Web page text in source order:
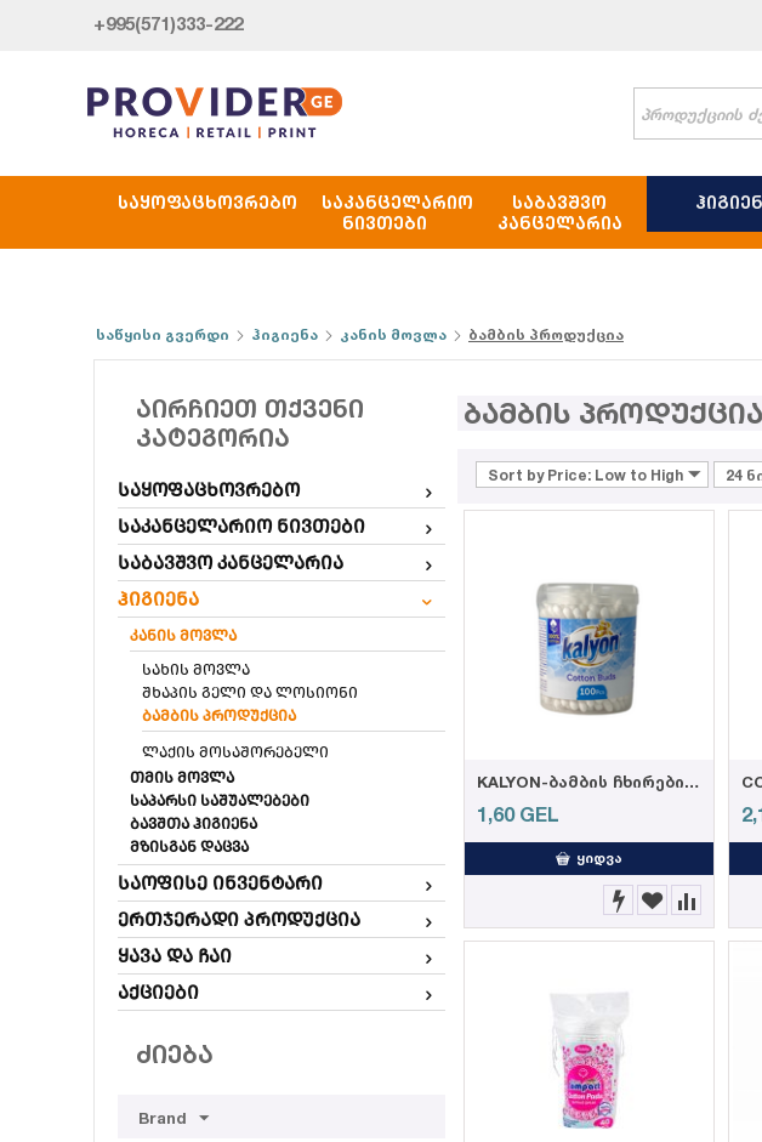
+995(571)333-222
ᲡᲐᲧᲝᲤᲐᲪᲮᲝᲕᲠᲔᲑᲝ
ᲡᲐᲙᲐᲜᲪᲔᲚᲐᲠᲘᲝ
ᲜᲘᲕᲗᲔᲑᲘ
ᲡᲐᲑᲐᲕᲨᲕᲝ
ᲙᲐᲜᲪᲔᲚᲐᲠᲘᲐ
საწყისი გვერდი ჰიგიენა კანის მოვლა ბამბის პროდუქცია
ᲐᲘᲠᲩᲘᲔᲗ ᲗᲥᲕᲔᲜᲘ
ᲙᲐᲢᲔᲒᲝᲠᲘᲐ
საყოფაცხოვრებო
საკანცელარიო ნივთები
საბავშვო კანცელარია
ჰიგიენა
კანის მოვლა
სახის მოვლა
შხაპის გელი და ლოსიონი
ბამბის პროდუქცია
ლაქის მოსაშორებელი
თმის მოვლა
საპარსი საშუალებები
ბავშთა ჰიგიენა
მზისგან დაცვა
საოფისე ინვენტარი
ერთჯერადი პროდუქცია
ყავა და ჩაი
აქციები
ᲫᲘᲔᲑᲐ
Brand
ბამბის პროდუქცია
Sort by Price: Low to High 24
KALYON-ბამბის ჩხირები 100 ცალი (144)
1,60 GEL
ᲧᲘᲓᲕᲐ